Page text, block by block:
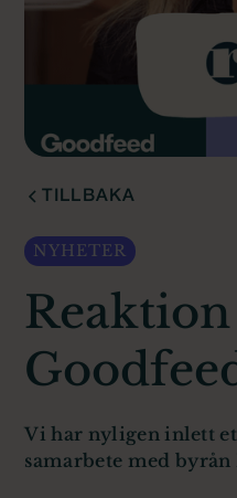
TILLBAKA
NYHETER
Vi har nyligen inlett
samarbete med byrån